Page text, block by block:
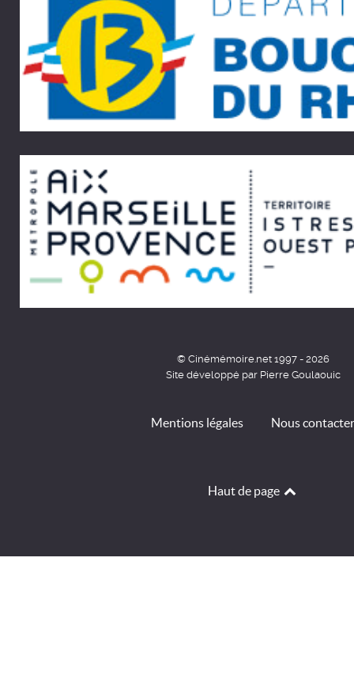
© Cinémémoire.net 1997 - 2026
Site développé par Pierre Goulaouic
Mentions légales Nous contacter
Haut de page